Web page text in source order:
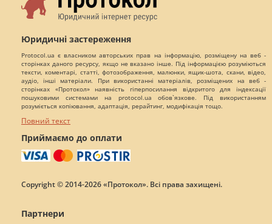
Юридичні застереження
Protocol.ua є власником авторських прав на інформацію, розміщену на веб -
сторінках даного ресурсу, якщо не вказано інше. Під інформацією розуміються
тексти, коментарі, статті, фотозображення, малюнки, ящик-шота, скани, відео,
аудіо, інші матеріали. При використанні матеріалів, розміщених на веб -
сторінках «Протокол» наявність гіперпосилання відкритого для індексації
пошуковими системами на protocol.ua обов`язкове. Під використанням
розуміється копіювання, адаптація, рерайтинг, модифікація тощо.
Повний текст
Приймаємо до оплати
Copyright © 2014-2026 «Протокол». Всі права захищені.
Партнери